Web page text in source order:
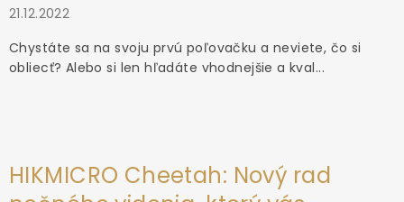
21.12.2022
Chystáte sa na svoju prvú poľovačku a neviete, čo si
obliecť? Alebo si len hľadáte vhodnejšie a kval...
HIKMICRO Cheetah: Nový rad